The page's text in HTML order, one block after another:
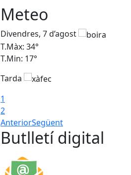
Meteo
Divendres, 7 d’agost
T.Màx: 34°
T.Min: 17°
Tarda
1
2
AnteriorSegüent
Butlletí digital